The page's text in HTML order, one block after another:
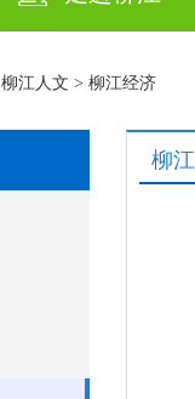
柳江人文 > 柳江经济
柳